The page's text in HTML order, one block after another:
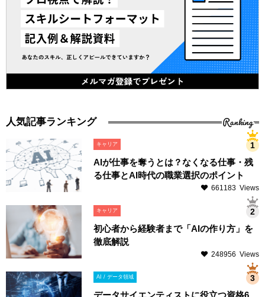
人気記事ランキング Ranking
キャリア
AIが仕事を奪うとは？なくなる仕事・残
る仕事とAI時代の職業選択のポイント
661183 Views
キャリア
初心者から経験者まで「AIの作り方」を
徹底解説
248956 Views
AI / データ領域
データサイエンティストに役立つ資格6